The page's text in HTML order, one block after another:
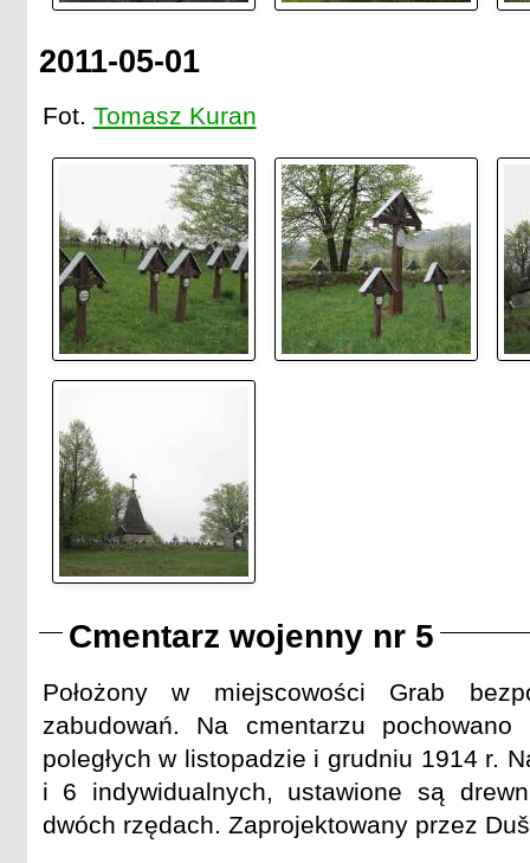
2011-05-01
Fot. Tomasz Kuran
Cmentarz wojenny nr 5
Położony w miejscowości Grab
zabudowań. Na cmentarzu pochowano
poległych w listopadzie i grudniu 1914 r.
i 6 indywidualnych, ustawione są
dwóch rzędach. Zaprojektowany przez